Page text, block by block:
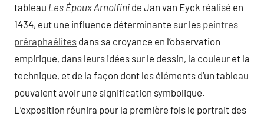
tableau Les Époux Arnolfini de Jan van Eyck réalisé en
1434, eut une influence déterminante sur les peintres
préraphaélites dans sa croyance en l’observation
empirique, dans leurs idées sur le dessin, la couleur et la
technique, et de la façon dont les éléments d’un tableau
pouvaient avoir une signification symbolique.
L’exposition réunira pour la première fois le portrait des